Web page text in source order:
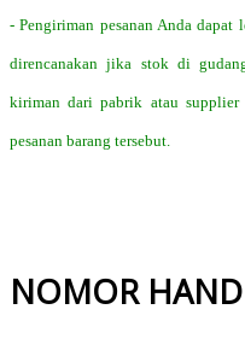
- Pengiriman pesanan Anda
direncanakan jika stok di
kiriman dari pabrik atau
pesanan barang tersebut.
NOMOR